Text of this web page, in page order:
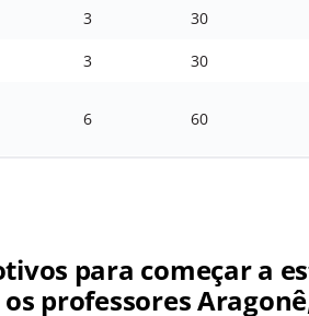
3 30
3 30
6 60
para começar a
professores